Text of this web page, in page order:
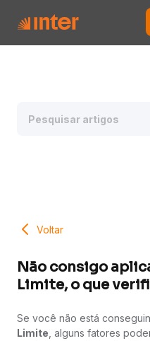
Voltar
Não consigo
Limite, o que
Se você não está
Limite , alguns fatores